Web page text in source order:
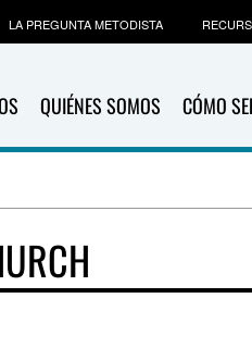
QUIÉNES SOMOS CÓMO
LA PREGUNTA METODISTA